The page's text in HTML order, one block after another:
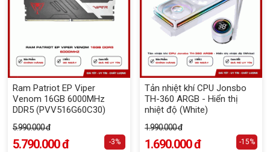
Ram Patriot EP Viper
Venom 16GB 6000MHz
DDR5 (PVV516G60C30)
5.990.000 đ
5.790.000 đ -3%
Tản nhiệt khí CPU Jonsbo
TH-360 ARGB - Hiển thị
nhiệt độ (White)
1.990.000 đ
1.690.000 đ -15%